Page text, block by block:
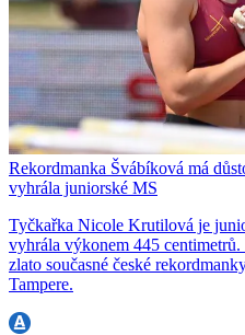
Rekordmanka Švábíková má
vyhrála juniorské MS
Tyčkařka Nicole Krutilová je
vyhrála výkonem 445 centimetrů.
zlato současné české
Tampere.